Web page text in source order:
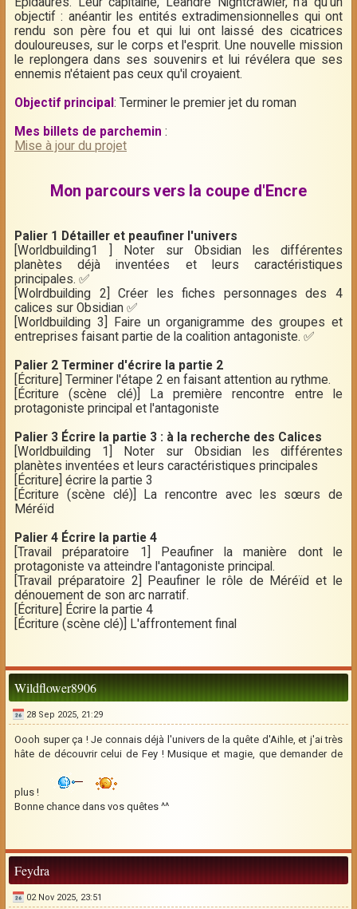
objectif : anéantir les entités extradimensionnelles qui ont
rendu son père fou et qui lui ont laissé des cicatrices
douloureuses, sur le corps et l'esprit. Une nouvelle mission
le replongera dans ses souvenirs et lui révélera que ses
ennemis n'étaient pas ceux qu'il croyaient.
Objectif principal : Terminer le premier jet du roman
Mes billets de parchemin :
Mise à jour du projet
Mon parcours vers la coupe d'Encre
Palier 1 Détailler et peaufiner l'univers
[Worldbuilding1 ] Noter sur Obsidian les différentes
planètes déjà inventées et leurs caractéristiques
principales. ✅
[Wolrdbuilding 2] Créer les fiches personnages des 4
calices sur Obsidian ✅
[Worldbuilding 3] Faire un organigramme des groupes et
entreprises faisant partie de la coalition antagoniste. ✅
Palier 2 Terminer d'écrire la partie 2
[Écriture] Terminer l'étape 2 en faisant attention au rythme.
[Écriture (scène clé)] La première rencontre entre le
protagoniste principal et l'antagoniste
Palier 3 Écrire la partie 3 : à la recherche des Calices
[Worldbuilding 1] Noter sur Obsidian les différentes
planètes inventées et leurs caractéristiques principales
[Écriture] écrire la partie 3
[Écriture (scène clé)] La rencontre avec les sœurs de
Méréïd
Palier 4 Écrire la partie 4
[Travail préparatoire 1] Peaufiner la manière dont le
protagoniste va atteindre l'antagoniste principal.
[Travail préparatoire 2] Peaufiner le rôle de Méréïd et le
dénouement de son arc narratif.
[Écriture] Écrire la partie 4
[Écriture (scène clé)] L'affrontement final
Wildflower8906
28 Sep 2025, 21:29
Oooh super ça ! Je connais déjà l'univers de la quête d'Aihle, et j'ai très
hâte de découvrir celui de Fey ! Musique et magie, que demander de
plus !
Bonne chance dans vos quêtes ^^
Feydra
02 Nov 2025, 23:51